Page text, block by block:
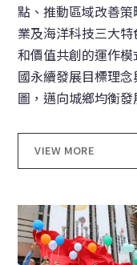
點、推動區域改善
業及海洋科技三大
和價值共創的運作
國永續發展目標理
圖，邁向城鄉均衡發
VIEW MORE